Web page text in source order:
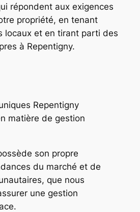
répondent aux exigences
propriété, en tenant
locaux et en tirant parti des
à Repentigny.
Repentigny
matière de gestion
son propre
du marché et de
que nous
une gestion